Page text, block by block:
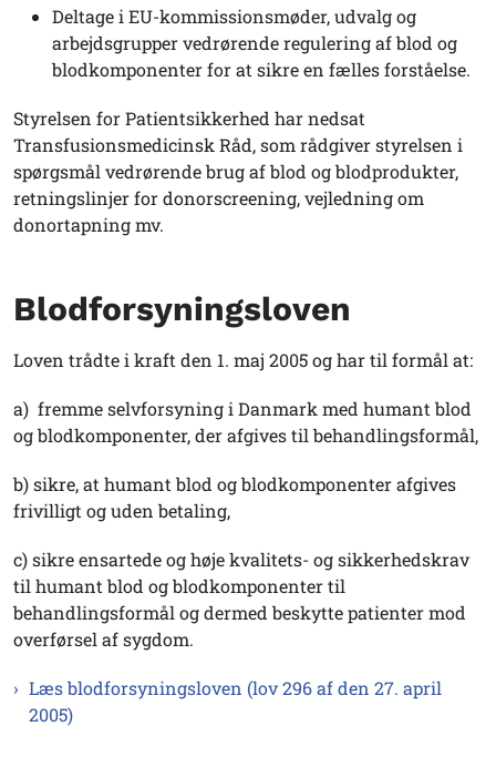
Deltage i EU-kommissionsmøder, udvalg og
arbejdsgrupper vedrørende regulering af blod og
blodkomponenter for at sikre en fælles forståelse.
Styrelsen for Patientsikkerhed har nedsat
Transfusionsmedicinsk Råd, som rådgiver styrelsen i
spørgsmål vedrørende brug af blod og blodprodukter,
retningslinjer for donorscreening, vejledning om
donortapning mv.
Blodforsyningsloven
Loven trådte i kraft den 1. maj 2005 og har til formål at:
a) fremme selvforsyning i Danmark med humant blod
og blodkomponenter, der afgives til behandlingsformål,
b) sikre, at humant blod og blodkomponenter afgives
frivilligt og uden betaling,
c) sikre ensartede og høje kvalitets- og sikkerhedskrav
til humant blod og blodkomponenter til
behandlingsformål og dermed beskytte patienter mod
overførsel af sygdom.
Læs blodforsyningsloven (lov 296 af den 27. april
2005)